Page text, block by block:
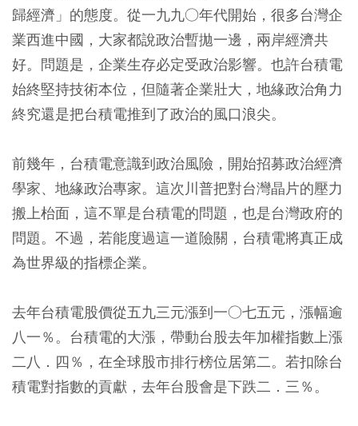
歸經濟」的態度。從一九九○年代開始，很多台灣企
業西進中國，大家都說政治暫拋一邊，兩岸經濟共
好。問題是，企業生存必定受政治影響。也許台積電
始終堅持技術本位，但隨著企業壯大，地緣政治角力
終究還是把台積電推到了政治的風口浪尖。
前幾年，台積電意識到政治風險，開始招募政治經濟
學家、地緣政治專家。這次川普把對台灣晶片的壓力
搬上枱面，這不單是台積電的問題，也是台灣政府的
問題。不過，若能度過這一道險關，台積電將真正成
為世界級的指標企業。
去年台積電股價從五九三元漲到一○七五元，漲幅逾
八一％。台積電的大漲，帶動台股去年加權指數上漲
二八．四％，在全球股市排行榜位居第二。若扣除台
積電對指數的貢獻，去年台股會是下跌二．三％。